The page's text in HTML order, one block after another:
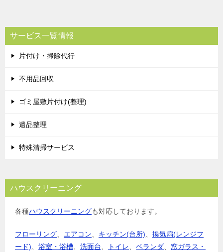
サービス一覧情報
片付け・掃除代行
不用品回収
ゴミ屋敷片付け(整理)
遺品整理
特殊清掃サービス
ハウスクリーニング
各種ハウスクリーニングも対応しております。
フローリング エアコン キッチン(台所)
換気扇(レンジフ
ード)
浴室・浴槽 洗面台 トイレ ベランダ
窓ガラス・